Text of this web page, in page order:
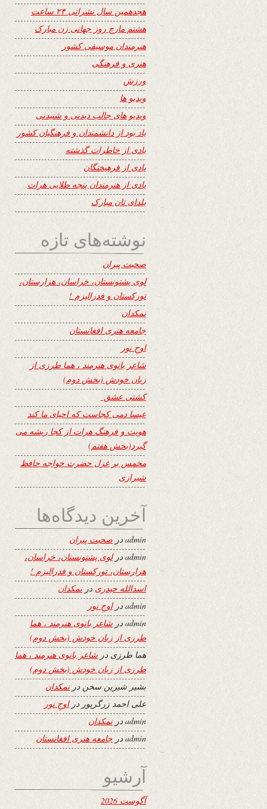
هجدهمین سال نشراتی ۲۴ ساعت
هشتم مارچ روز جهانی زن مبارک
هنرمندان موسیقی کشور
هنری و فرهنگی
ورزش
ویدیو ها
ویدیو های جالب دیدنی و شنیدنی
یاد بود از دانشمندان و فرهنگیان کشور
یادی از خاطرات گذشته
یادی از فرهیختگان
یادی از هنرمندان پنجه طلایی هرات
یلدای تان مبارک
نوشته‌های تازه
صحبت پیران
لوی پشتونستان، خراسان، هزارستان،
تورکستان و فدرالیزم !
نمکدان
جامعه هنری افغانستان
اوجِ نور
شاعر بانوی هنرمند ، هما طرزی از
زبان خودش (بخش دوم)
کشتی عشق
عیسا دمی کجاست که احیای ما کند
هویت و فرهنگ هرات از کجا ریشه می
گیرد(بخش هفتم)
مخمس بر غزل حضرت خواجه حافظ
شیرازی
آخرین دیدگاه‌ها
adminدر صحبت پیران
admin درلوی پشتونستان، خراسان،
هزارستان، تورکستان و فدرالیزم !
اسدالله حیدری درنمکدان
adminدراوجِ نور
adminدر شاعر بانوی هنرمند ، هما
طرزی از زبان خودش (بخش دوم)
هما طرزی در شاعر بانوی هنرمند ، هما
طرزی از زبان خودش (بخش دوم)
بشیر شیرین سخن درنمکدان
علی احمد زرگرپور دراوجِ نور
adminدرنمکدان
admin در جامعه هنری افغانستان
آرشیو
آگوست 2026